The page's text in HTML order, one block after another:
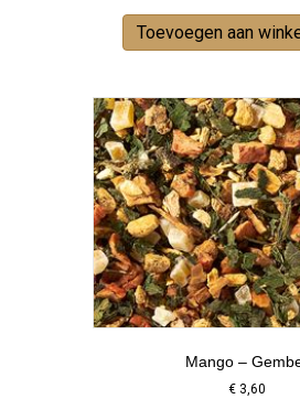
Toevoegen aan
Mango –
€ 3,60